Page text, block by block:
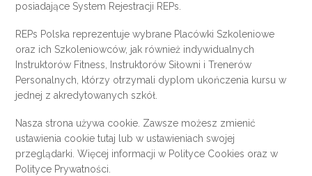
posiadające System Rejestracji REPs.
REPs Polska reprezentuje wybrane Placówki Szkoleniowe
oraz ich Szkoleniowców, jak również indywidualnych
Instruktorów Fitness, Instruktorów Siłowni i Trenerów
Personalnych, którzy otrzymali dyplom ukończenia kursu w
jednej z akredytowanych szkół.
Nasza strona używa cookie. Zawsze możesz zmienić
ustawienia cookietutaj lub w ustawieniach swojej
przeglądarki. Więcej informacji w Polityce Cookies oraz w
Polityce Prywatności